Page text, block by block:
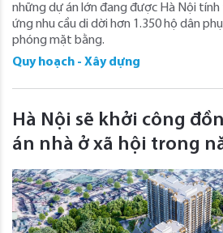
những dự án lớn đang được Hà Nội
ứng nhu cầu di dời hơn 1.350 hộ dân
phóng mặt bằng.
Quy hoạch - Xây dựng
Hà Nội sẽ khởi công
án nhà ở xã hội trong